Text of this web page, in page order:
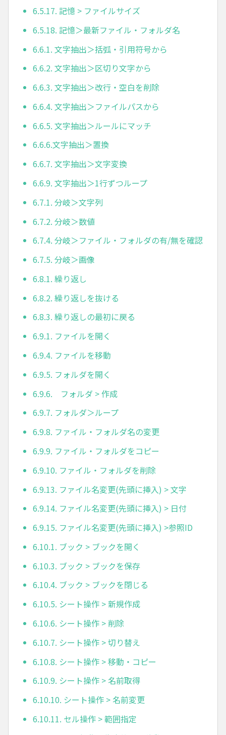
6.5.17. 記憶 > ファイルサイズ
6.5.18. 記憶＞最新ファイル・フォルダ名
6.6.1. 文字抽出＞括弧・引用符号から
6.6.2. 文字抽出＞区切り文字から
6.6.3. 文字抽出＞改行・空白を削除
6.6.4. 文字抽出＞ファイルパスから
6.6.5. 文字抽出＞ルールにマッチ
6.6.6.文字抽出＞置換
6.6.7. 文字抽出＞文字変換
6.6.9. 文字抽出＞1行ずつループ
6.7.1. 分岐＞文字列
6.7.2. 分岐＞数値
6.7.4. 分岐＞ファイル・フォルダの有/無を確認
6.7.5. 分岐＞画像
6.8.1. 繰り返し
6.8.2. 繰り返しを抜ける
6.8.3. 繰り返しの最初に戻る
6.9.1. ファイルを開く
6.9.4. ファイルを移動
6.9.5. フォルダを開く
6.9.6. フォルダ > 作成
6.9.7. フォルダ＞ループ
6.9.8. ファイル・フォルダ名の変更
6.9.9. ファイル・フォルダをコピー
6.9.10. ファイル・フォルダを削除
6.9.13. ファイル名変更(先頭に挿入) > 文字
6.9.14. ファイル名変更(先頭に挿入) > 日付
6.9.15. ファイル名変更(先頭に挿入) >参照ID
6.10.1. ブック > ブックを開く
6.10.3. ブック > ブックを保存
6.10.4. ブック > ブックを閉じる
6.10.5. シート操作 > 新規作成
6.10.6. シート操作 > 削除
6.10.7. シート操作 > 切り替え
6.10.8. シート操作 > 移動・コピー
6.10.9. シート操作 > 名前取得
6.10.10. シート操作 > 名前変更
6.10.11. セル操作 > 範囲指定